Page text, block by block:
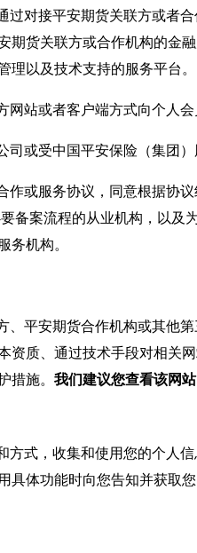
过对接平安期货关联方或者
货关联方或合作机构的
理以及技术支持的服务平台。
站或者客户端方式向个人
或受中国平安保险（集团
作或服务协议，同意根据协
备案流程的从业机构，以
务机构。
平安期货合作机构或其他
质、通过技术手段对相
措施。 我们建议您查看该网
式，收集和使用您的个人
体功能时向您告知并获取